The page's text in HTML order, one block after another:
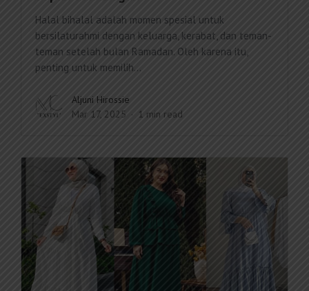
Halal bihalal adalah momen spesial untuk
bersilaturahmi dengan keluarga, kerabat, dan teman-
teman setelah bulan Ramadan. Oleh karena itu,
penting untuk memilih...
Aljuni Hirossie
Mar 17, 2025
1 min read